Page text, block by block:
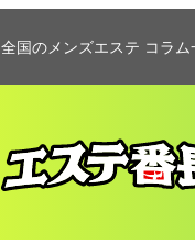
全国のメンズエステ コラ